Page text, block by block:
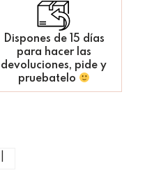
Dispones de 15 días
para hacer las
devoluciones, pide y
pruebatelo